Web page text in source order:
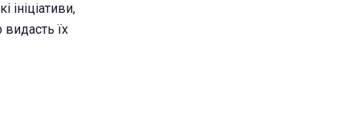
ініціативи,
їх